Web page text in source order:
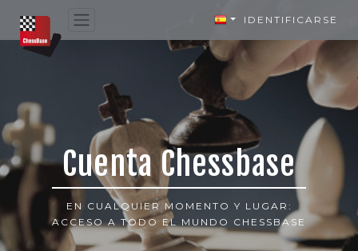
IDENTIFICARSE
Cuenta Chessbase
EN CUALQUIER MOMENTO Y LUGAR:
ACCESO A TODO EL MUNDO CHESSBASE